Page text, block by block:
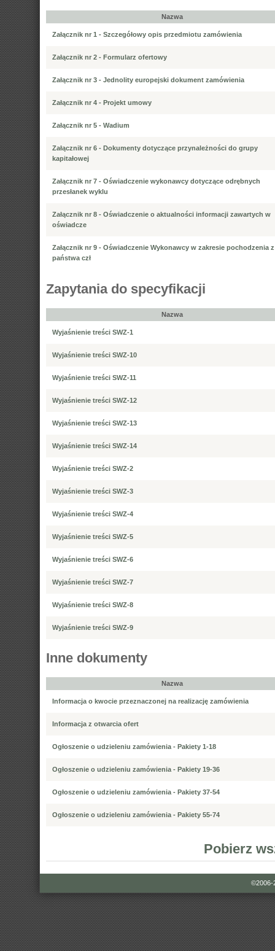
Nazwa
Załącznik nr 1 - Szczegółowy opis przedmiotu zamówienia
Załącznik nr 2 - Formularz ofertowy
Załącznik nr 3 - Jednolity europejski dokument zamówienia
Załącznik nr 4 - Projekt umowy
Załącznik nr 5 - Wadium
Załącznik nr 6 - Dokumenty dotyczące przynależności do grupy
kapitałowej
Załącznik nr 7 - Oświadczenie wykonawcy dotyczące odrębnych
przesłanek wyklu
Załącznik nr 8 - Oświadczenie o aktualności informacji zawartych w
oświadcze
Załącznik nr 9 - Oświadczenie Wykonawcy w zakresie pochodzenia z
państwa czł
Zapytania do specyfikacji
Nazwa
Wyjaśnienie treści SWZ-1
Wyjaśnienie treści SWZ-10
Wyjaśnienie treści SWZ-11
Wyjaśnienie treści SWZ-12
Wyjaśnienie treści SWZ-13
Wyjaśnienie treści SWZ-14
Wyjaśnienie treści SWZ-2
Wyjaśnienie treści SWZ-3
Wyjaśnienie treści SWZ-4
Wyjaśnienie treści SWZ-5
Wyjaśnienie treści SWZ-6
Wyjaśnienie treści SWZ-7
Wyjaśnienie treści SWZ-8
Wyjaśnienie treści SWZ-9
Inne dokumenty
Nazwa
Informacja o kwocie przeznaczonej na realizację zamówienia
Informacja z otwarcia ofert
Ogłoszenie o udzieleniu zamówienia - Pakiety 1-18
Ogłoszenie o udzieleniu zamówienia - Pakiety 19-36
Ogłoszenie o udzieleniu zamówienia - Pakiety 37-54
Ogłoszenie o udzieleniu zamówienia - Pakiety 55-74
Pobierz
©2006-